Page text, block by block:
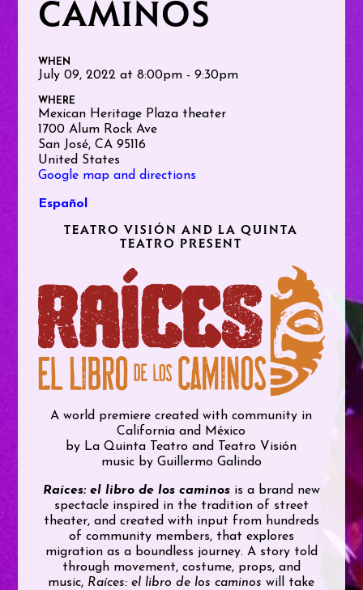
CAMINOS
WHEN
July 09, 2022 at 8:00pm - 9:30pm
WHERE
Mexican Heritage Plaza theater
1700 Alum Rock Ave
San José, CA 95116
United States
Google map and directions
Español
TEATRO VISIÓN AND LA QUINTA
TEATRO PRESENT
A world premiere created with community in
California and México
by La Quinta Teatro and Teatro Visión
music by Guillermo Galindo
Raíces: el libro de los caminosis a brand new
spectacle inspired in the tradition of street
theater, and created with input from hundreds
of community members, that explores
migration as a boundless journey. A story told
through movement, costume, props, and
music, Raíces: el libro de los caminos will take